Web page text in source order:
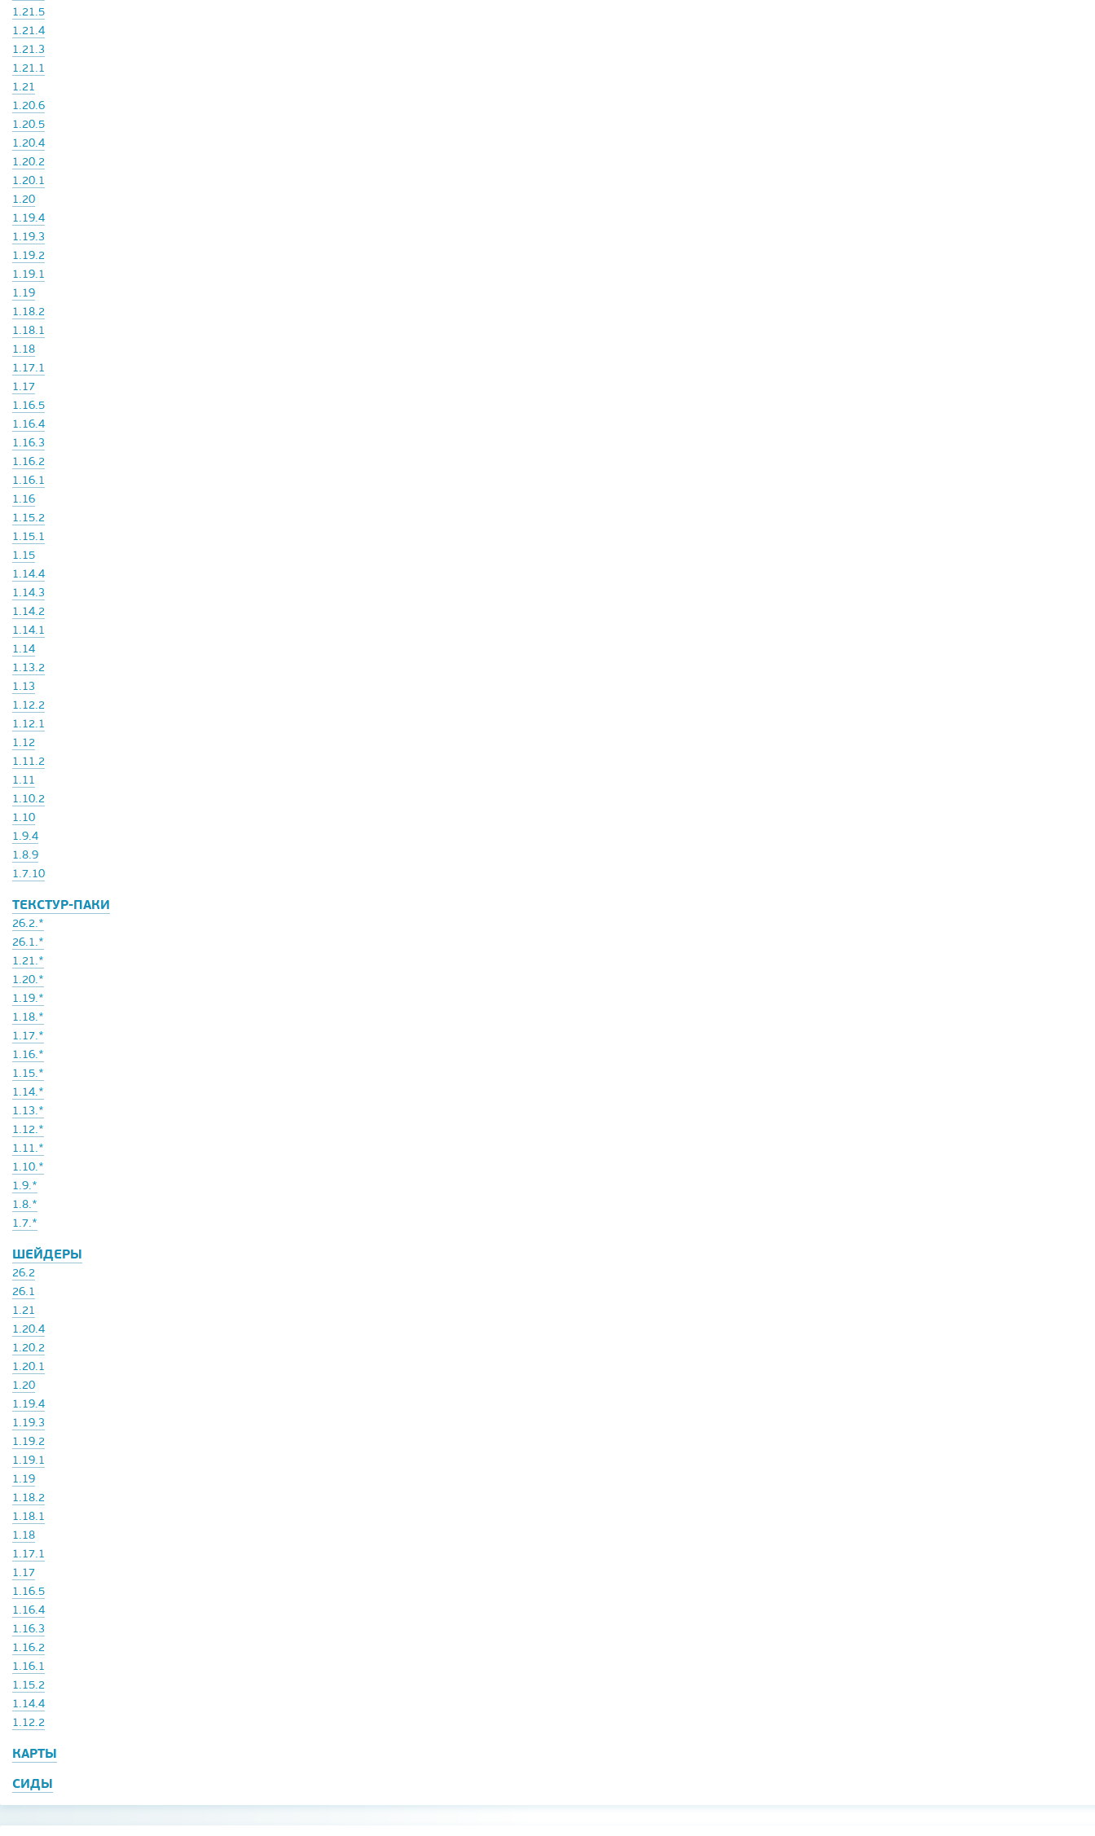
1.21.5
1.21.4
1.21.3
1.21.1
1.21
1.20.6
1.20.5
1.20.4
1.20.2
1.20.1
1.20
1.19.4
1.19.3
1.19.2
1.19.1
1.19
1.18.2
1.18.1
1.18
1.17.1
1.17
1.16.5
1.16.4
1.16.3
1.16.2
1.16.1
1.16
1.15.2
1.15.1
1.15
1.14.4
1.14.3
1.14.2
1.14.1
1.14
1.13.2
1.13
1.12.2
1.12.1
1.12
1.11.2
1.11
1.10.2
1.10
1.9.4
1.8.9
1.7.10
ТЕКСТУР-ПАКИ
26.2.*
26.1.*
1.21.*
1.20.*
1.19.*
1.18.*
1.17.*
1.16.*
1.15.*
1.14.*
1.13.*
1.12.*
1.11.*
1.10.*
1.9.*
1.8.*
1.7.*
ШЕЙДЕРЫ
26.2
26.1
1.21
1.20.4
1.20.2
1.20.1
1.20
1.19.4
1.19.3
1.19.2
1.19.1
1.19
1.18.2
1.18.1
1.18
1.17.1
1.17
1.16.5
1.16.4
1.16.3
1.16.2
1.16.1
1.15.2
1.14.4
1.12.2
КАРТЫ
СИДЫ